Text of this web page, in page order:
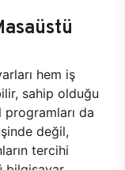
hem iş
sahip olduğu
da
değil,
tercihi